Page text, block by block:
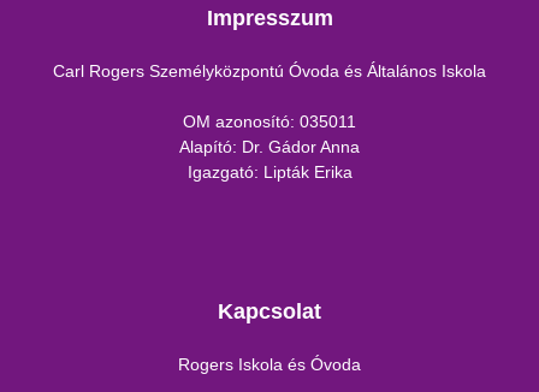
Impresszum
Carl Rogers Személyközpontú Óvoda és Általános Iskola
OM azonosító: 035011
Alapító: Dr. Gádor Anna
Igazgató: Lipták Erika
Kapcsolat
Rogers Iskola és Óvoda